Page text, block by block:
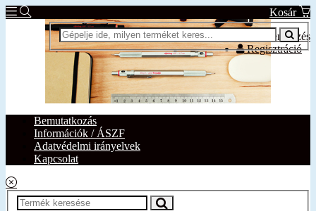
Kosár
Bejelentkezés
Regisztráció
Bemutatkozás
Információk / ÁSZF
Adatvédelmi irányelvek
Kapcsolat